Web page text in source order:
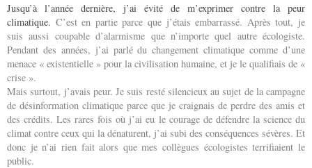
Jusqu’à l’année dernière, j’ai évité de m’exprimer contre la peur
climatique. C’est en partie parce que j’étais embarrassé. Après tout, je
suis aussi coupable d’alarmisme que n’importe quel autre écologiste.
Pendant des années, j’ai parlé du changement climatique comme d’une
menace « existentielle » pour la civilisation humaine, et je le qualifiais de «
crise ».
Mais surtout, j’avais peur. Je suis resté silencieux au sujet de la campagne
de désinformation climatique parce que je craignais de perdre des amis et
des crédits. Les rares fois où j’ai eu le courage de défendre la science du
climat contre ceux qui la dénaturent, j’ai subi des conséquences sévères. Et
donc je n’ai rien fait alors que mes collègues écologistes terrifiaient le
public.